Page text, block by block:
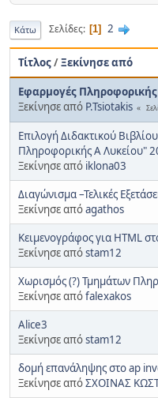
Κάτω Σελίδες 1 2
Τίτλος/Ξεκίνησε από
Εφαρμογές
Ξεκίνησε από P.Tsiotakis
Επιλογή Διδακτικού
Πληροφορικής Α Λυκείου"
Ξεκίνησε από iklona03
Διαγώνισμα –Τελικές
Ξεκίνησε απόagathos
Κειμενογράφος για HTML
Ξεκίνησε απόstam12
Χωρισμός (?) Τμημάτων
Ξεκίνησε απόfalexakos
Alice3
Ξεκίνησε απόstam12
δομή επανάληψης στο ap
Ξεκίνησε απόΣΧΟΙΝΑΣ